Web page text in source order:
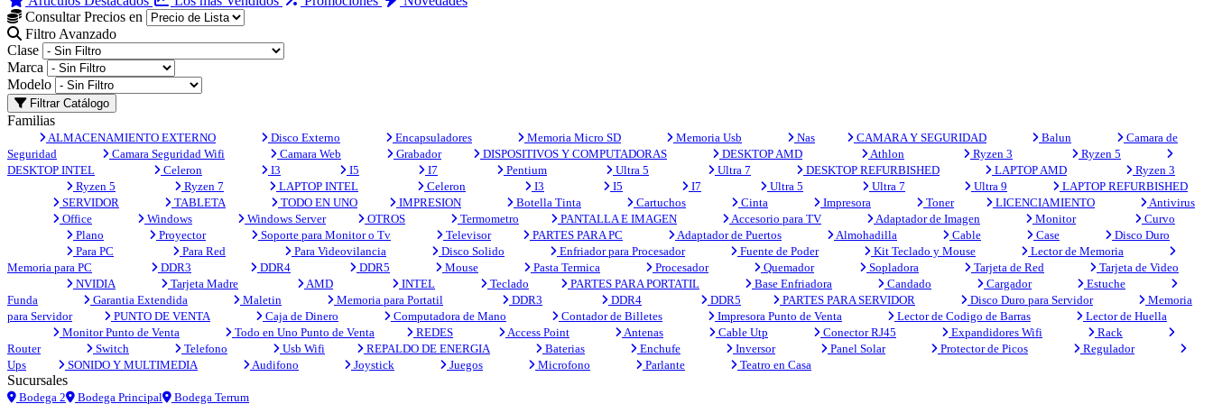
Consultar Precios en
Filtro Avanzado
Clase
Marca
Modelo
Filtrar Catálogo
Familias
ALMACENAMIENTO EXTERNO Disco Externo Encapsuladores Memoria Micro SD Memoria Usb Nas CAMARA Y SEGURIDAD Balun
Camara de
Seguridad
Camara Seguridad Wifi Camara Web Grabador DISPOSITIVOS Y COMPUTADORAS DESKTOP AMD Athlon Ryzen 3
Ryzen 5
DESKTOP INTEL
Celeron I3 I5 I7 Pentium Ultra 5 Ultra 7 DESKTOP REFURBISHED LAPTOP AMD
Ryzen 3
Ryzen 5
Ryzen 7 LAPTOP INTEL Celeron I3 I5 I7 Ultra 5 Ultra 7 Ultra 9
LAPTOP REFURBISHED
SERVIDOR
TABLETA TODO EN UNO IMPRESION Botella Tinta Cartuchos Cinta Impresora Toner LICENCIAMIENTO
Antivirus
Office
Windows Windows Server OTROS Termometro PANTALLA E IMAGEN Accesorio para TV Adaptador de Imagen Monitor
Curvo
Plano
Proyector Soporte para Monitor o Tv Televisor PARTES PARA PC Adaptador de Puertos Almohadilla Cable Case
Disco Duro
Para PC
Para Red Para Videovilancia Disco Solido Enfriador para Procesador Fuente de Poder Kit Teclado y Mouse
Lector de Memoria
Memoria para PC
DDR3 DDR4 DDR5 Mouse Pasta Termica Procesador Quemador Sopladora Tarjeta de Red
Tarjeta de Video
NVIDIA
Tarjeta Madre AMD INTEL Teclado PARTES PARA PORTATIL Base Enfriadora Candado Cargador
Estuche
Funda
Garantia Extendida Maletin Memoria para Portatil DDR3 DDR4 DDR5 PARTES PARA SERVIDOR Disco Duro para Servidor
Memoria
para Servidor
PUNTO DE VENTA Caja de Dinero Computadora de Mano Contador de Billetes Impresora Punto de Venta Lector de Codigo de Barras
Lector de Huella
Monitor Punto de Venta
Todo en Uno Punto de Venta REDES Access Point Antenas Cable Utp Conector RJ45 Expandidores Wifi
Rack
Router
Switch Telefono Usb Wifi REPALDO DE ENERGIA Baterias Enchufe Inversor Panel Solar Protector de Picos
Regulador
Ups
SONIDO Y MULTIMEDIA Audifono Joystick Juegos Microfono Parlante Teatro en Casa
Sucursales
Bodega 2 Bodega Principal Bodega Terrum